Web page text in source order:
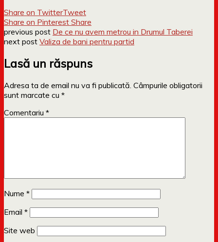
Share on TwitterTweet
Share on Pinterest Share
previous post De ce nu avem metrou in Drumul Taberei
next post Valiza de bani pentru partid
Lasă un răspuns
Adresa ta de email nu va fi publicată. Câmpurile obligatorii
sunt marcate cu *
Comentariu *
Nume *
Email *
Site web